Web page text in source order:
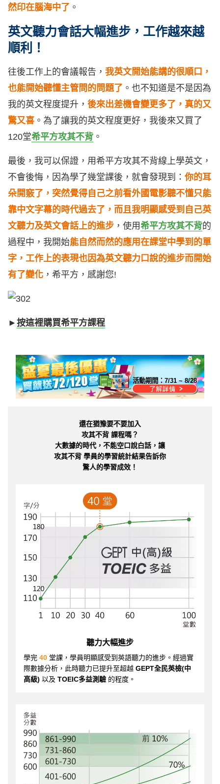
然印在腦海中了 。
英文聽力會話大幅進步，工作越來越
順利！
往後工作上的會議報告， 我英文開始能講的很順口，
也能開始聽懂主管問的問題了 。也不知道是不是因為
我的英文程度提升， 後來出差機會變更多了，真的又
驚又喜 。為了讓我的英文程度更好，我後來又買了
120堂希平方攻其不背 。
最後，我可以保證，用希平方攻其不背線上學英文，
不會後悔，因為學了幾堂課後，就會發現到： 你的耳
朵開竅了，突然覺得自己之前看外國電影聽不懂只能
靠中文字幕的時代過去了，而且我明顯感受到自己英
文聽力及英文會話上的進步 ，使用希平方攻其不背的
過程中，我開始能自然而然的應用在課堂中學到的單
字，工作上的表現也因為英文聽力口說的進步而開始
有了變化 ，希平方，感謝您!
► 按這裡購買希平方課程
活動期間：7/31 ~ 8/28
還在猶豫要不要加入
攻其不背 課程嗎？
大數據的時代，不能空口說白話，讓
攻其不背 學員的學習統計結果告訴你
驚人的學習成效！
聽力大幅進步
學完 40 堂課，學員明顯感受到英語聽力的進步。經過實
際數據分析，此時聽力已提升至超越 GEPT全民英檢(中
高級) 以及 TOEIC多益測驗 的程度。